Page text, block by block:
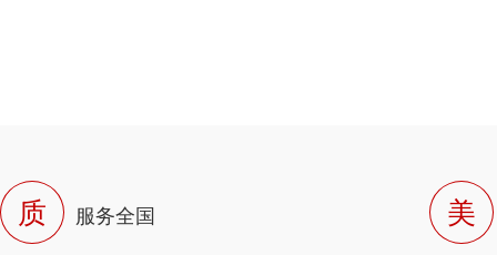
质 服务全国 美